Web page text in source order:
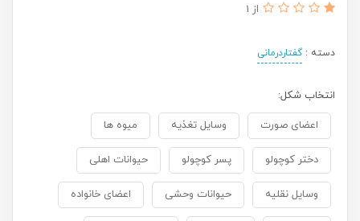
از 1
دسته :گفتاردرمانی
انتخاب شکل:
اعضای صورت وسایل تغذیه میوه ها
دختر کوچولو پسر کوچولو حیوانات اهلی
وسایل نقلیه حیوانات وحشی اعضای خانواده